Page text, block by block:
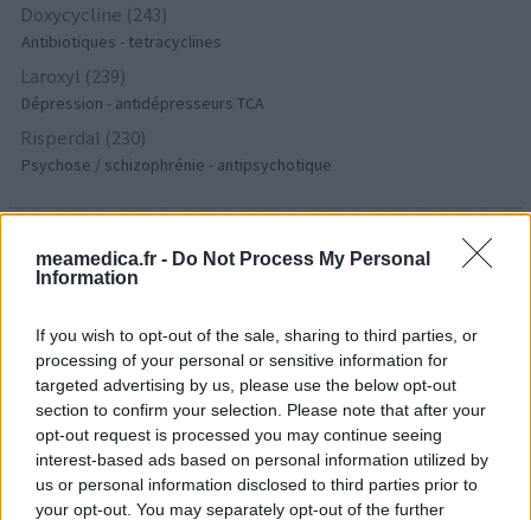
meamedica.fr - Do Not Process My Personal
Information
If you wish to opt-out of the sale, sharing to third parties, or
processing of your personal or sensitive information for
targeted advertising by us, please use the below opt-out
section to confirm your selection. Please note that after your
opt-out request is processed you may continue seeing
interest-based ads based on personal information utilized by
us or personal information disclosed to third parties prior to
your opt-out. You may separately opt-out of the further
Doxycycline (243)
Antibiotiques - tetracyclines
Laroxyl (239)
Dépression - antidépresseurs TCA
Risperdal (230)
Psychose / schizophrénie - antipsychotique
Les évaluations de cette page sont écrites par les utilisateurs
eux-mêmes ; ces avis sont d’abord lus, et éventuellement
partager des évaluations, il n’est pas nécessaire de posséder
des connaissances médicales. De cette façon, les évaluations
reflètent seulement une image fidèle des expériences propres
aux utilisateurs et pas celle du propriétaire de ce site web.
N’oubliez-pas que les expériences peuvent varier selon les
individus et que pour tout avis médical, il faut toujours prendre
contact avec votre médecin ou votre pharmacien.